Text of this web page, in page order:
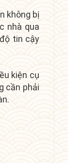
không bị
nhà qua
tin cậy
kiện cụ
cần phải